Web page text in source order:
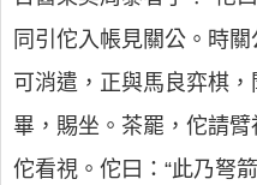
同引佗入帳見關公。時
可消遣，正與馬良弈棋
畢，賜坐。茶罷，佗請
佗看視。佗曰：“此乃弩